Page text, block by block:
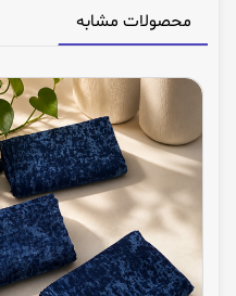
محصولات مشابه